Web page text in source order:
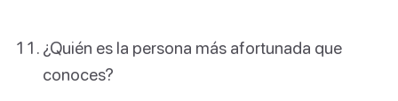
¿Quién es la persona más afortunada que
conoces?